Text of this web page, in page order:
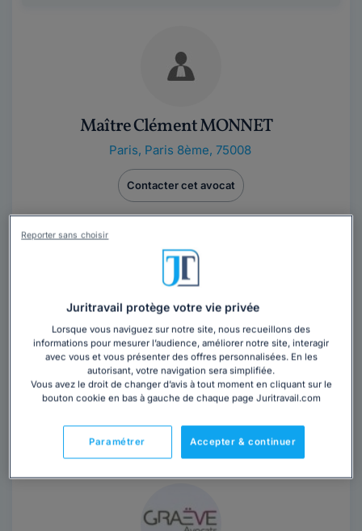
Maître Clément MONNET
Paris, Paris 8ème, 75008
Contacter cet avocat
Maître Viey ELFIE
Avocat au barreau de Paris
Paris,Paris 8ème, 75008
Contacter cet avocat
Juritravail protège votre vie privée
Lorsque vous naviguez sur notre site, nous recueillons des
informations pour mesurer l’audience, améliorer notre site, interagir
avec vous et vous présenter des offres personnalisées. En les
autorisant, votre navigation sera simplifiée.
Vous avez le droit de changer d’avis à tout moment en cliquant sur le
bouton cookie en bas à gauche de chaque page Juritravail.com
Accepter & continuer
Paramétrer
Reporter sans choisir